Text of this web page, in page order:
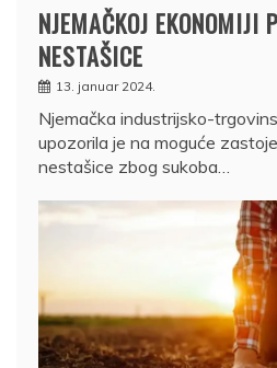
NJEMAČKOJ EKONOMIJI
NESTAŠICE
13. januar 2024.
Njemačka industrijsko-
upozorila je na moguće
nestašice zbog sukoba…